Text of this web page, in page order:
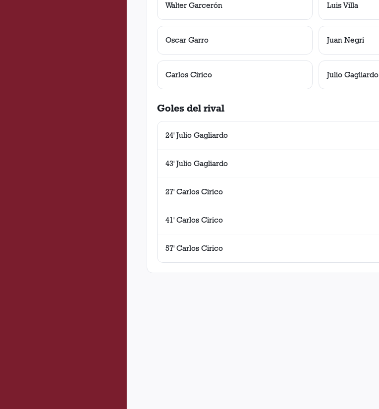
Walter Garcerón Luis Villa
Oscar Garro Juan Negri
Carlos Cirico Julio Gagliardo
Goles del rival
24' Julio Gagliardo
43' Julio Gagliardo
27' Carlos Cirico
41' Carlos Cirico
57' Carlos Cirico